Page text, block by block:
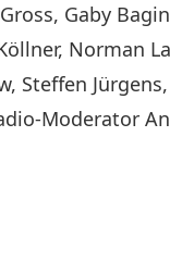
Gaby
Norman
Steffen
Moderator